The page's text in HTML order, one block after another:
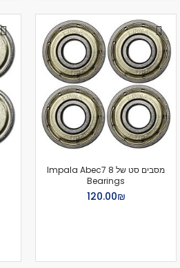
מסבים לסקייטבורד
צירים
גריפּ טֵייפּ
בושינגס
הגבהות
טול
חומר סיכה
אביזרים
רולר בליידס
מסבים סט של 8 Impala Abec7
Bearings
₪‏120.00